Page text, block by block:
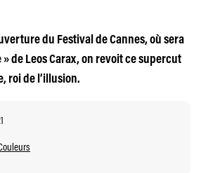
du Festival de Cannes, où sera
de Leos Carax, on revoit ce supercut
roi de l’illusion.